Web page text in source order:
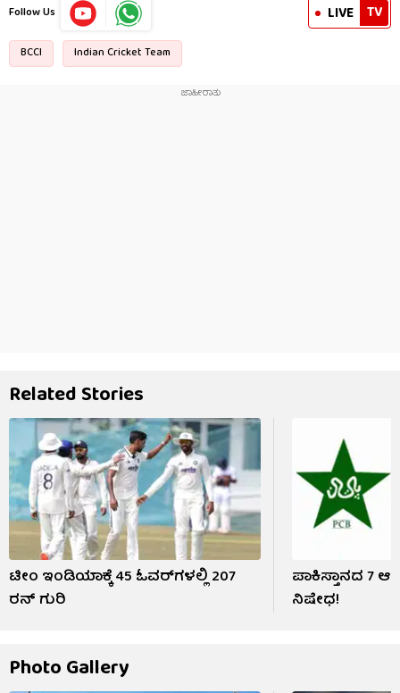
Follow Us LIVE TV
BCCI Indian Cricket Team
Related Stories
ಟೀಂ ಇಂಡಿಯಾಕ್ಕೆ 45 ಓವರ್‌ಗಳಲ್ಲಿ 207
ರನ್ ಗುರಿ
ಪಾಕಿಸ್ತಾನದ 7
ನಿಷೇಧ!
Photo Gallery